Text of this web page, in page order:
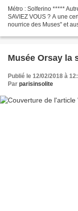
Métro : Solferino *****
SAVIEZ VOUS ? A une
nourrice des Muses" et
Musée Orsay la
Publié le 12/02/2018 à
Par parisinsolite